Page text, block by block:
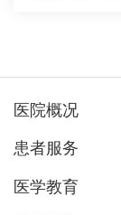
医院概况
患者服务
医学教育